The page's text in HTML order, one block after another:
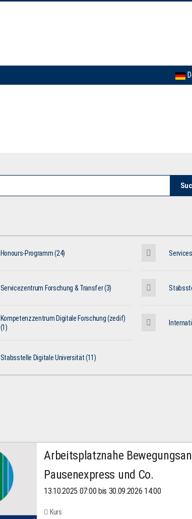
Honours-Programm (24)
Servicezentrum Forschung & Transfer (3)
Kompetenzzentrum Digitale Forschung (zedif)
(1)
Stabsstelle Digitale Universität (11)
Arbeitsplatznahe
Pausenexpress und Co.
13.10.2025 07:00 bis 30.09.2026 14:00
Kurs